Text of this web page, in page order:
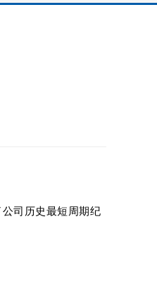
司历史最短周期纪